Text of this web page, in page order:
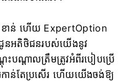
ខាន់ ហើយ ExpertOption
ជូនអតិថិជនរបស់យើងនូវ
បណ្តាលត្រឹមត្រូវអំពីរបៀបប្រើ
កាន់តែប្រសើរ ហើយយើងចង់ឱ្យ